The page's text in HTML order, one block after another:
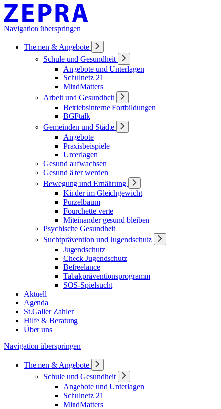
Navigation überspringen
Themen & Angebote
Schule und Gesundheit
Angebote und Unterlagen
Schulnetz 21
MindMatters
Arbeit und Gesundheit
Betriebsinterne Fortbildungen
BGFtalk
Gemeinden und Städte
Angebote
Praxisbeispiele
Unterlagen
Gesund aufwachsen
Gesund älter werden
Bewegung und Ernährung
Kinder im Gleichgewicht
Purzelbaum
Fourchette verte
Miteinander gesund bleiben
Psychische Gesundheit
Suchtprävention und Jugendschutz
Jugendschutz
Check Jugendschutz
Befreelance
Tabakpräventionsprogramm
SOS-Spielsucht
Aktuell
Agenda
St.Galler Zahlen
Hilfe & Beratung
Über uns
Navigation überspringen
Themen & Angebote
Schule und Gesundheit
Angebote und Unterlagen
Schulnetz 21
MindMatters